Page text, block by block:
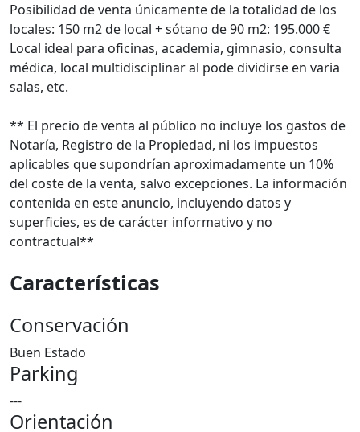
Posibilidad de venta únicamente de la totalidad de los
locales: 150 m2 de local + sótano de 90 m2: 195.000 €
Local ideal para oficinas, academia, gimnasio, consulta
médica, local multidisciplinar al pode dividirse en varia
salas, etc.
** El precio de venta al público no incluye los gastos de
Notaría, Registro de la Propiedad, ni los impuestos
aplicables que supondrían aproximadamente un 10%
del coste de la venta, salvo excepciones. La información
contenida en este anuncio, incluyendo datos y
superficies, es de carácter informativo y no
contractual**
Características
Conservación
Buen Estado
Parking
---
Orientación